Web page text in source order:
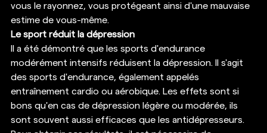
vous le rayonnez, vous protégeant ainsi d'une mauvaise
estime de vous-même.
Le sport réduit la dépression
Il a été démontré que les sports d'endurance
modérément intensifs réduisent la dépression. Il s'agit
des sports d'endurance, également appelés
entraînement cardio ou aérobique. Les effets sont si
bons qu'en cas de dépression légère ou modérée, ils
sont souvent aussi efficaces que les antidépresseurs.